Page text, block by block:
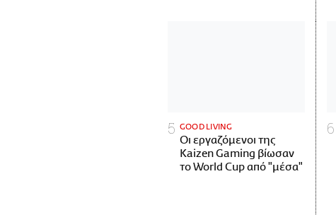
GOOD LIVING
Οι εργαζόμενοι της
Kaizen Gaming βίωσαν
το World Cup από "μέσα"